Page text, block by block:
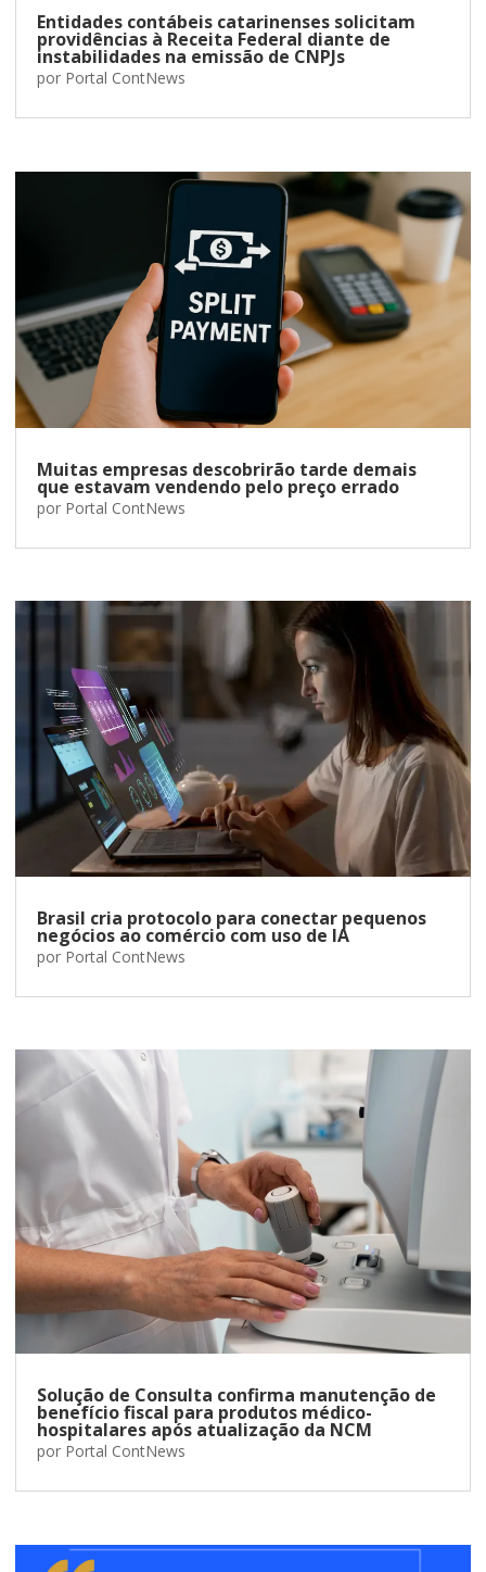
Entidades contábeis catarinenses solicitam
providências à Receita Federal diante de
instabilidades na emissão de CNPJs
por Portal ContNews
Muitas empresas descobrirão tarde demais
que estavam vendendo pelo preço errado
por Portal ContNews
Brasil cria protocolo para conectar pequenos
negócios ao comércio com uso de IA
por Portal ContNews
Solução de Consulta confirma manutenção de
benefício fiscal para produtos médico-
hospitalares após atualização da NCM
por Portal ContNews